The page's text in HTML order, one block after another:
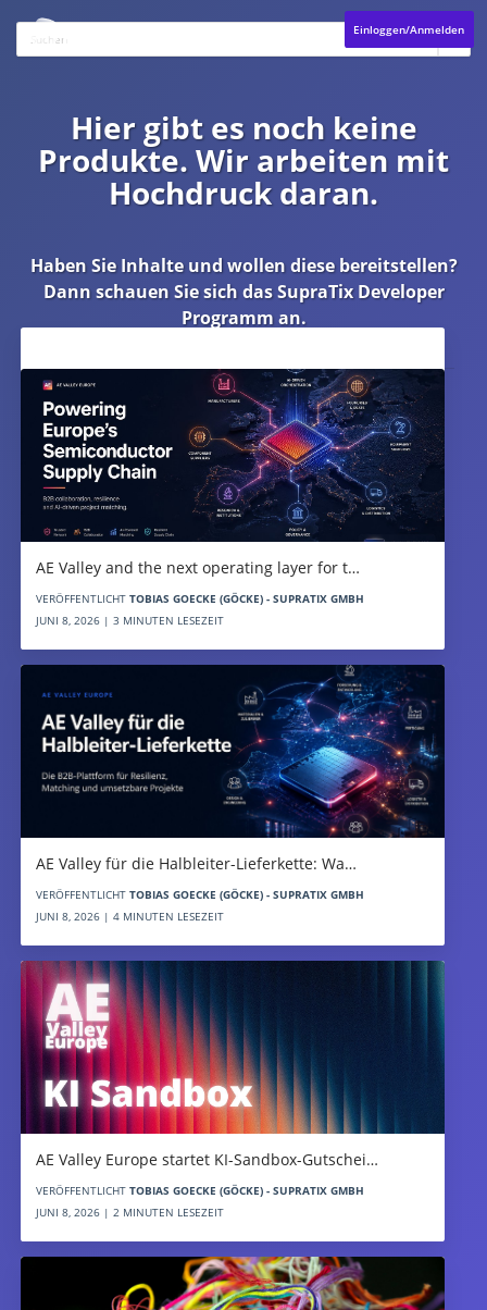
Einloggen/Anmelden
Hier gibt es noch keine
Produkte. Wir arbeiten mit
Hochdruck daran.
Haben Sie Inhalte und wollen diese bereitstellen?
Dann schauen Sie sich dasSupraTix Developer
Programman.
AE Valley and the next operating layer for t…
VERÖFFENTLICHT TOBIAS GOECKE (GÖCKE) - SUPRATIX GMBH
JUNI 8, 2026 | 3 MINUTEN LESEZEIT
AE Valley für die Halbleiter-Lieferkette: Wa…
VERÖFFENTLICHT TOBIAS GOECKE (GÖCKE) - SUPRATIX GMBH
JUNI 8, 2026 | 4 MINUTEN LESEZEIT
AE Valley Europe startet KI-Sandbox-Gutschei…
VERÖFFENTLICHT TOBIAS GOECKE (GÖCKE) - SUPRATIX GMBH
JUNI 8, 2026 | 2 MINUTEN LESEZEIT